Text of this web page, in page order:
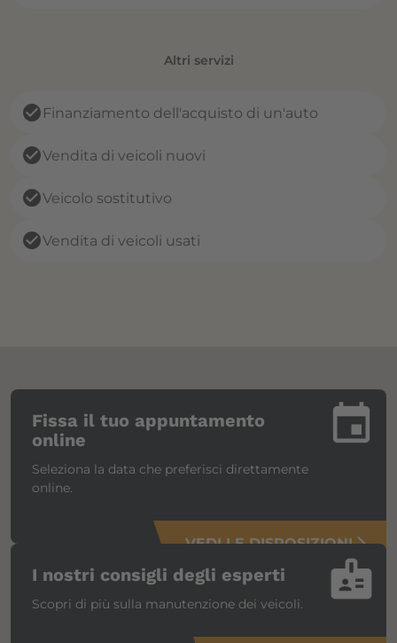
Altri servizi
check_circle Finanziamento dell'acquisto di un'auto
check_circleVendita di veicoli nuovi
check_circleVeicolo sostitutivo
check_circleVendita di veicoli usati
insert_invitation
Fissa il tuo appuntamento
online
Seleziona la data che preferisci direttamente
online.
VEDI LE DISPOSIZIONIarrow_forward_ios
badge
I nostri consigli degli esperti
Scopri di più sulla manutenzione dei veicoli.